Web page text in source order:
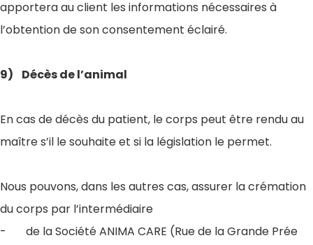
apportera au client les informations nécessaires à
l’obtention de son consentement éclairé.
9) Décès de l’animal
En cas de décès du patient, le corps peut être rendu au
maître s’il le souhaite et si la législation le permet.
Nous pouvons, dans les autres cas, assurer la crémation
du corps par l’intermédiaire
- de la Société ANIMA CARE (Rue de la Grande Prée